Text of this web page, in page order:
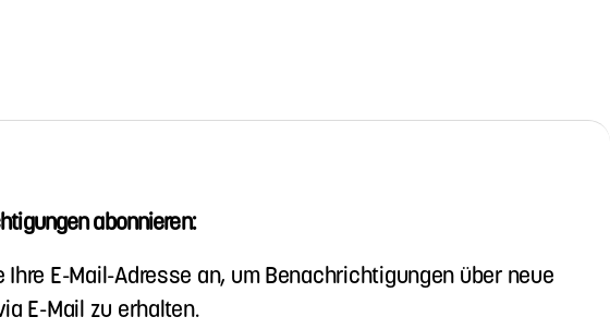
abonnieren:
Ihre E-Mail-Adresse an, um Benachrichtigungen über neue
E-Mail zu erhalten.